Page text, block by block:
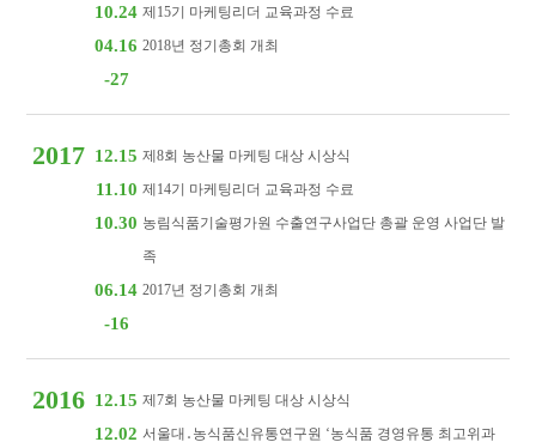
10.24 제15기 마케팅리더 교육과정 수료
04.16
-27
2018년 정기총회 개최
2017 12.15 제8회 농산물 마케팅 대상 시상식
11.10 제14기 마케팅리더 교육과정 수료
10.30 농림식품기술평가원 수출연구사업단 총괄 운영 사업단 발
족
06.14
-16
2017년 정기총회 개최
2016 12.15 제7회 농산물 마케팅 대상 시상식
12.02 서울대․농식품신유통연구원 ‘농식품 경영유통 최고위과